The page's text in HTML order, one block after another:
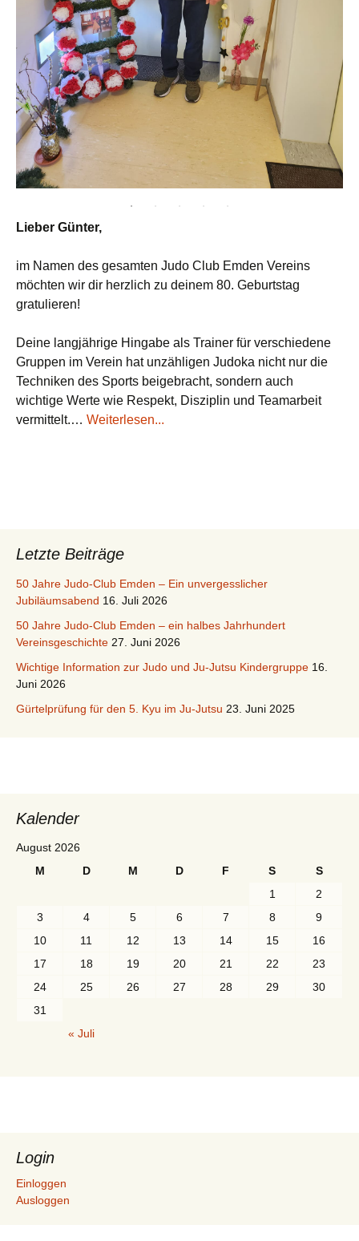
Lieber Günter,
im Namen des gesamten Judo Club Emden Vereins
möchten wir dir herzlich zu deinem 80. Geburtstag
gratulieren!
Deine langjährige Hingabe als Trainer für verschiedene
Gruppen im Verein hat unzähligen Judoka nicht nur die
Techniken des Sports beigebracht, sondern auch
wichtige Werte wie Respekt, Disziplin und Teamarbeit
vermittelt.… Weiterlesen...
Letzte Beiträge
50 Jahre Judo-Club Emden – Ein unvergesslicher
Jubiläumsabend 16. Juli 2026
50 Jahre Judo-Club Emden – ein halbes Jahrhundert
Vereinsgeschichte 27. Juni 2026
Wichtige Information zur Judo und Ju-Jutsu Kindergruppe 16.
Juni 2026
Gürtelprüfung für den 5. Kyu im Ju-Jutsu 23. Juni 2025
Kalender
August 2026
M
D M D F S
S
1
2
3
4 5 6 7 8
9
10
11 12 13 14 15
16
17
18 19 20 21 22
23
24
25 26 27 28 29
30
31
« Juli
Login
Einloggen
Ausloggen